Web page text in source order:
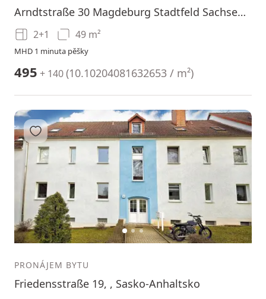
Arndtstraße 30 Magdeburg Stadtfeld Sachsen-Anhalt 39108
2+1 49 m²
MHD 1 minuta pěšky
495 + 140(10.10204081632653 / m²)
12 3
Přidat do oblíbených
PRONÁJEM BYTU
Friedensstraße 19, , Sasko-Anhaltsko